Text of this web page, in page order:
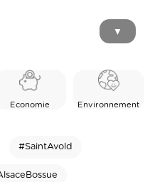
▼
Economie Environnement
#SaintAvold